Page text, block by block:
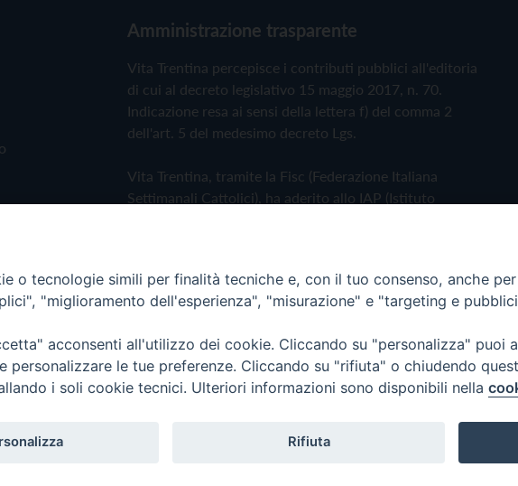
Amministrazione trasparente
Vita Trentina percepisce i contributi pubblici all'editoria
di cui al decreto legislativo 15 maggio 2017, n. 70.
Indicazione resa ai sensi della lettera f) del comma 2
dell'art. 5 del medesimo decreto Lgs.
Vita Trentina, tramite la Fisc (Federazione Italiana
Settimanali Cattolici), ha aderito allo IAP (Istituto
Privacy Policy Cookie Policy
- Vita Trentina Editrice
o tecnologie simili per finalità tecniche e, con il tuo consenso, anche
"miglioramento dell'esperienza", "misurazione" e "targeting e
acconsenti all'utilizzo dei cookie. Cliccando su "personalizza" puoi
personalizzare le tue preferenze. Cliccando su "rifiuta" o chiudendo
i soli cookie tecnici. Ulteriori informazioni sono disponibili nella
Rifiuta